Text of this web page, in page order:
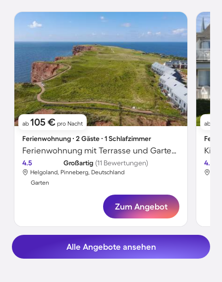
ab 105 € pro Nacht
Ferienwohnung ∙ 2 Gäste ∙ 1 Schlafzimmer
Ferienwohnung mit Terrasse und Garten | Naturblick | Neben dem Strand
4.5 Großartig (11 Bewertungen)
Helgoland, Pinneberg, Deutschland
Garten
Zum Angebot
ab
4.5
Alle Angebote ansehen